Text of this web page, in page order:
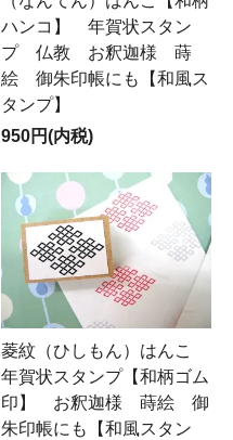
ハンコ】 年賀状スタン
プ 仏教 お釈迦様 蒔
絵 御朱印帳にも【和風ス
タンプ】
950円(内税)
菱紋（ひしもん）はんこ
年賀状スタンプ【和柄ゴム
印】 お釈迦様 蒔絵 御
朱印帳にも【和風スタン